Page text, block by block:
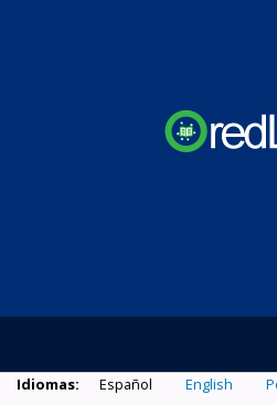
Idiomas: Español English